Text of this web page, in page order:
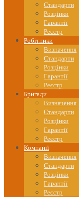
Стандарти
Розцінки
Гарантії
Реєстр
Робітники
Визначення
Стандарти
Розцінки
Гарантії
Реєстр
Бригади
Визначення
Стандарти
Розцінки
Гарантії
Реєстр
Компанії
Визначення
Стандарти
Розцінки
Гарантії
Реєстр